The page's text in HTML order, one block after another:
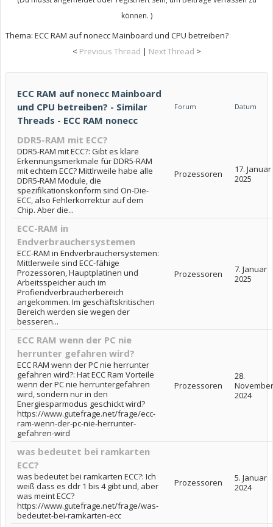
können. )
Thema: ECC RAM auf nonecc Mainboard und CPU betreiben?
< Previous Thread | Next Thread >
ECC RAM auf nonecc Mainboard
und CPU betreiben? - Similar
Threads - ECC RAM nonecc
Forum Datum
DDR5-RAM mit ECC?
DDR5-RAM mit ECC?: Gibt es klare
Erkennungsmerkmale für DDR5-RAM
mit echtem ECC? Mittlrweile habe alle
DDR5-RAM Module, die
spezifikationskonform sind On-Die-
ECC, also Fehlerkorrektur auf dem
Chip. Aber die...
Prozessoren
17. Januar
2025
ECC-RAM in
Endverbrauchersystemen
ECC-RAM in Endverbrauchersystemen:
Mittlerweile sind ECC-fähige
Prozessoren, Hauptplatinen und
Arbeitsspeicher auch im
Profiendverbraucherbereich
angekommen. Im geschäftskritischen
Bereich werden sie wegen der
besseren...
Prozessoren
7. Januar
2025
ECC RAM wenn der PC nie
herrunter gefahren wird?
ECC RAM wenn der PC nie herrunter
gefahren wird?: Hat ECC Ram Vorteile
wenn der PC nie herruntergefahren
wird, sondern nur in den
Energiesparmodus geschickt wird?
https://www.gutefrage.net/frage/ecc-
ram-wenn-der-pc-nie-herrunter-
gefahren-wird
Prozessoren
28.
November
2024
was bedeutet bei ramkarten
ECC?
was bedeutet bei ramkarten ECC?: Ich
weiß dass es ddr 1 bis 4 gibt und, aber
was meint ECC?
https://www.gutefrage.net/frage/was-
bedeutet-bei-ramkarten-ecc
Prozessoren
5. Januar
2024